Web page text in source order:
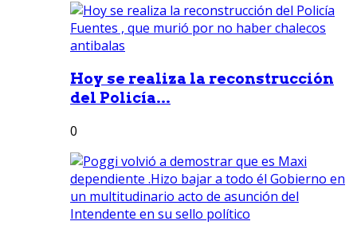
Hoy se realiza la reconstrucción
del Policía...
0